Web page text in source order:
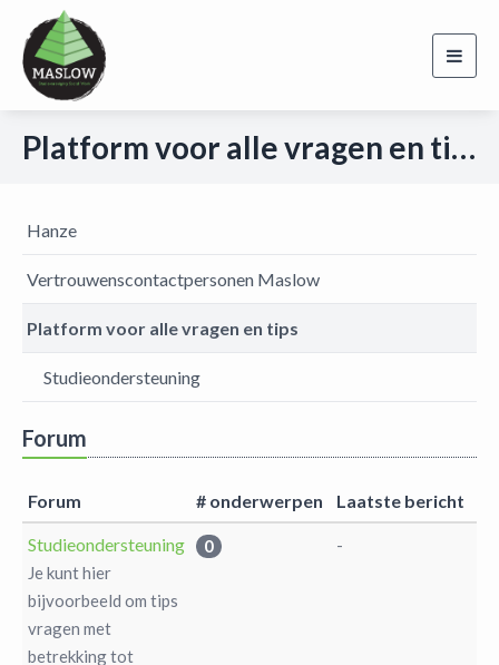
Platform voor alle vragen en tips
Hanze
Vertrouwenscontactpersonen Maslow
Platform voor alle vragen en tips
Studieondersteuning
Forum
Forum # onderwerpen Laatste bericht
Studieondersteuning
Je kunt hier
bijvoorbeeld om tips
vragen met
betrekking tot
0 -